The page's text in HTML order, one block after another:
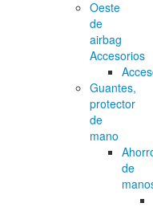
Oeste
de
airbag
Accesorios
Guantes,
protector
de
mano
de